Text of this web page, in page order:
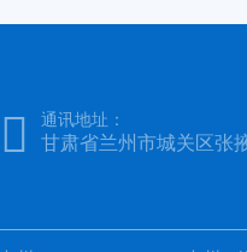
 通讯地址：
甘肃省兰州市城关区张